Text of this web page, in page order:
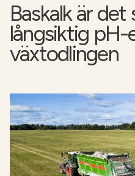
Varför Soilfood?
Kontakt
SV Sök
Baskalk är
långsiktig
växtodlingen